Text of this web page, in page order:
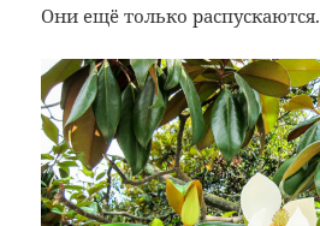
Они ещё только распускаются.